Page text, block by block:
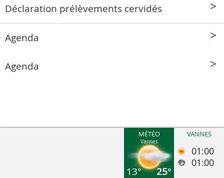
Déclaration prélèvements cervidés
Agenda
Agenda
MÉTÉO
Vannes
13° 25°
VANNES
01:00
01:00